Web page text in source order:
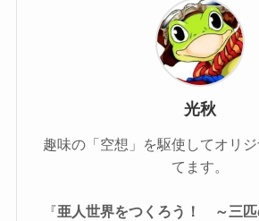
光秋
趣味の「空想」を駆使してオリ
てます。
『亜人世界をつくろう！ ～三匹